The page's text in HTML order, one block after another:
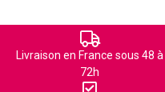
Livraison en France sous 48 à
72h